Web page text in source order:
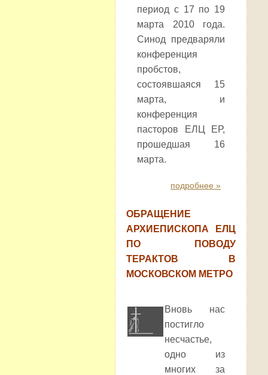
период с 17 по 19
марта 2010 года.
Синод предваряли
конференция
пробстов,
состоявшаяся 15
марта, и
конференция
пасторов ЕЛЦ ЕР,
прошедшая 16
марта.
подробнее »
ОБРАЩЕНИЕ
АРХИЕПИСКОПА ЕЛЦ
ПО ПОВОДУ
ТЕРАКТОВ В
МОСКОВСКОМ МЕТРО
Вновь нас
постигло
несчастье,
одно из
многих за